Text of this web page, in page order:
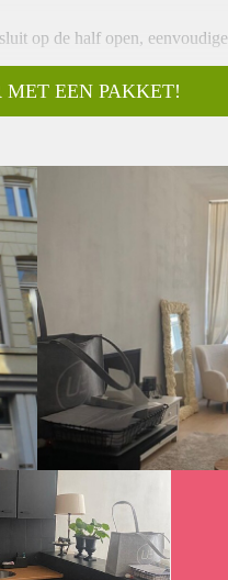
op de half open,
en wasmachine aansluiting.
MET EEN PAKKET!